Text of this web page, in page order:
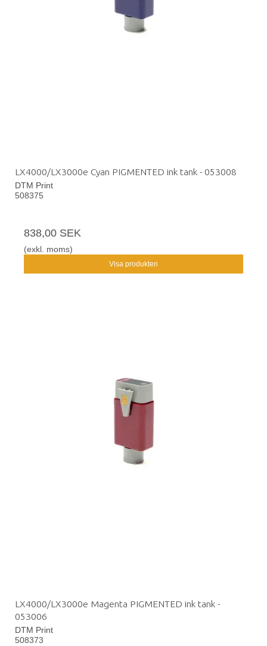
LX4000/LX3000e Cyan PIGMENTED ink tank - 053008
DTM Print
508375
838,00 SEK
(exkl. moms)
Visa produkten
LX4000/LX3000e Magenta PIGMENTED ink tank -
053006
DTM Print
508373